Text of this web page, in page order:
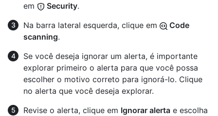
em
Security.
Na barra lateral esquerda, clique em
Code
scanning.
Se você deseja ignorar um alerta, é importante
explorar primeiro o alerta para que você possa
escolher o motivo correto para ignorá-lo. Clique
no alerta que você deseja explorar.
Revise o alerta, clique em Ignorar alerta e escolha